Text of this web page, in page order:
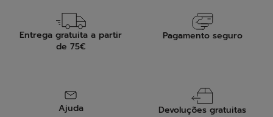
Entrega gratuita a partir
de 75€
Pagamento seguro
Ajuda Devoluções gratuitas